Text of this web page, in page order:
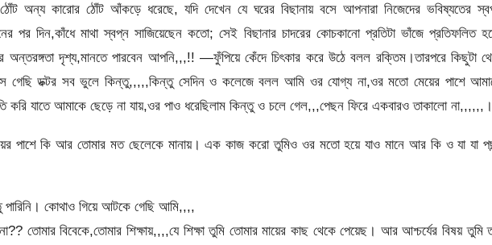
অন্য কারোর ঠোঁট আঁকড়ে ধরেছে, যদি দেখেন যে ঘরের বিছানায় বসে আপনারা নিজেদের ভবিষ্যতের
পর দিন,কাঁধে মাথা স্বপ্ন সাজিয়েছেন কতো; সেই বিছানার চাদরের কোচকানো প্রতিটা ভাঁজে প্রতিফলিত
অন্তরঙ্গতা দৃশ্য,মানতে পারবেন আপনি,,,!! —ফুঁপিয়ে কেঁদে চিৎকার করে উঠে বলল রক্তিম।তারপরে কিছুটা
ডক্টর সব ভুলে কিন্তু,,,,,কিন্তু সেদিন ও কলেজে বলল আমি ওর যোগ্য না,ওর মতো মেয়ের পাশে
করি যাতে আমাকে ছেড়ে না যায়,ওর পাও ধরেছিলাম কিন্তু ও চলে গেল,,,পেছন ফিরে একবারও তাকালো না,,,,,,।
পাশে কি আর তোমার মত ছেলেকে মানায়। এক কাজ করো তুমিও ওর মতো হয়ে যাও মানে আর কি ও যা যা
পারিনি। কোথাও গিয়ে আটকে গেছি আমি,,,,
তোমার বিবেকে,তোমার শিক্ষায়,,,,যে শিক্ষা তুমি তোমার মায়ের কাছ থেকে পেয়েছ। আর আশ্চর্যের বিষয় তুমি